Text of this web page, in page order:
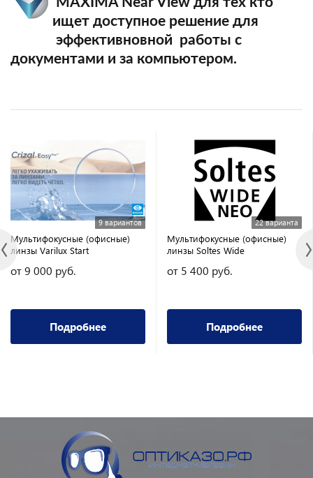
ищет доступное решение для
эффективновной работы с
документами и за компьютером.
9 вариантов
Мультифокусные (офисные)
линзы Varilux Start
от 9 000 руб.
Подробнее
22 варианта
Мультифокусные (офисные)
линзы Soltes Wide
от 5 400 руб.
Подробнее